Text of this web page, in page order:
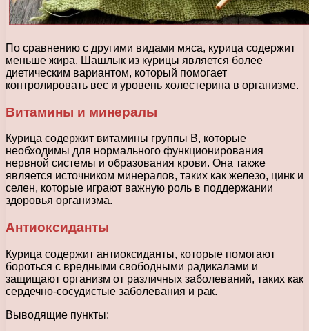
По сравнению с другими видами мяса, курица содержит
меньше жира. Шашлык из курицы является более
диетическим вариантом, который помогает
контролировать вес и уровень холестерина в организме.
Витамины и минералы
Курица содержит витамины группы В, которые
необходимы для нормального функционирования
нервной системы и образования крови. Она также
является источником минералов, таких как железо, цинк и
селен, которые играют важную роль в поддержании
здоровья организма.
Антиоксиданты
Курица содержит антиоксиданты, которые помогают
бороться с вредными свободными радикалами и
защищают организм от различных заболеваний, таких как
сердечно-сосудистые заболевания и рак.
Выводящие пункты: